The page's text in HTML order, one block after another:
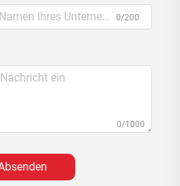
0/200
0/1000